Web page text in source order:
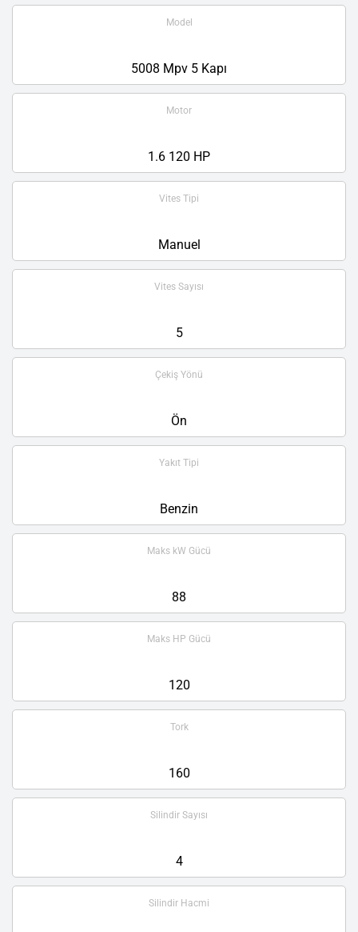
Model
5008 Mpv 5 Kapı
Motor
1.6 120 HP
Vites Tipi
Manuel
Vites Sayısı
5
Çekiş Yönü
Ön
Yakıt Tipi
Benzin
Maks kW Gücü
88
Maks HP Gücü
120
Tork
160
Silindir Sayısı
4
Silindir Hacmi